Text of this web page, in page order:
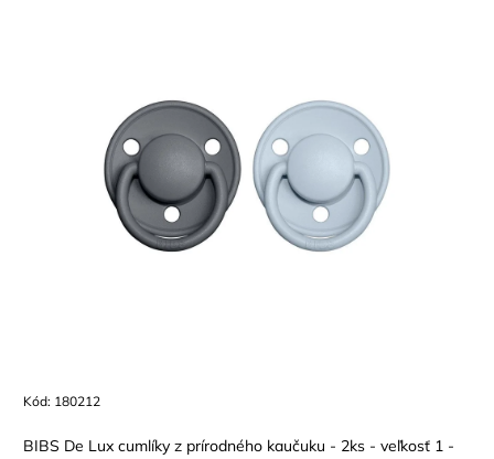
Kód: 180212
BIBS De Lux cumlíky z prírodného kaučuku - 2ks - veľkosť 1 -